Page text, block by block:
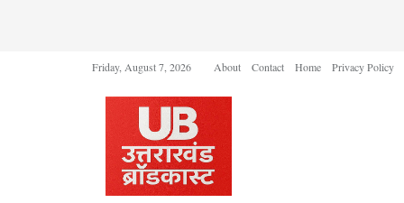
Friday, August 7, 2026 About Contact Home Privacy Policy